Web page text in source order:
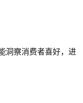
洞察消费者喜好，进